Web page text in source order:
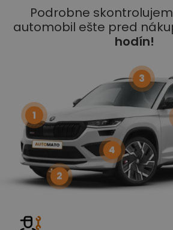
Podrobne
automobil ešte pred
hodín!
1
2
3
4